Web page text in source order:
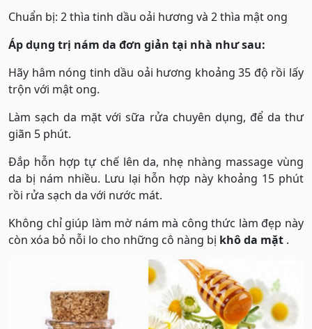
Chuẩn bị: 2 thìa tinh dầu oải hương và 2 thìa mật ong
Áp dụng trị nám da đơn giản tại nhà như sau:
Hãy hâm nóng tinh dầu oải hương khoảng 35 độ rồi lấy
trộn với mật ong.
Làm sạch da mặt với sữa rửa chuyên dụng, để da thư
giãn 5 phút.
Đắp hỗn hợp tự chế lên da, nhẹ nhàng massage vùng
da bị nám nhiều. Lưu lại hỗn hợp này khoảng 15 phút
rồi rửa sạch da với nước mát.
Không chỉ giúp làm mờ nám mà công thức làm đẹp này
còn xóa bỏ nỗi lo cho những cô nàng bị khô da mặt .